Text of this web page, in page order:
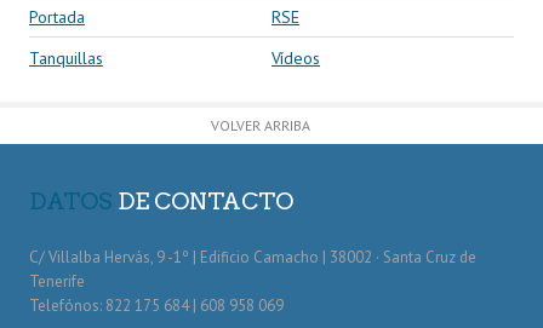
Portada
RSE
Tanquillas
Vídeos
VOLVER ARRIBA
DATOS DE CONTACTO
C/ Villalba Hervás, 9 -1º | Edificio Camacho | 38002 · Santa Cruz de
Tenerife
Telefónos: 822 175 684 | 608 958 069